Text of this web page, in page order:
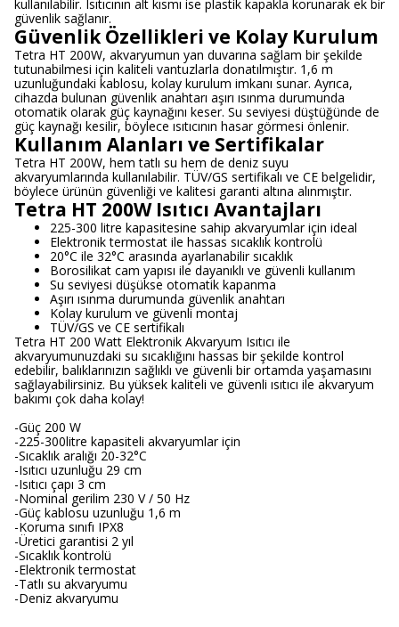
kullanılabilir. Isıtıcının alt kısmı ise plastik kapakla korunarak ek bir
güvenlik sağlanır.
Güvenlik Özellikleri ve Kolay Kurulum
Tetra HT 200W, akvaryumun yan duvarına sağlam bir şekilde
tutunabilmesi için kaliteli vantuzlarla donatılmıştır. 1,6 m
uzunluğundaki kablosu, kolay kurulum imkanı sunar. Ayrıca,
cihazda bulunan güvenlik anahtarı aşırı ısınma durumunda
otomatik olarak güç kaynağını keser. Su seviyesi düştüğünde de
güç kaynağı kesilir, böylece ısıtıcının hasar görmesi önlenir.
Kullanım Alanları ve Sertifikalar
Tetra HT 200W, hem tatlı su hem de deniz suyu
akvaryumlarında kullanılabilir. TÜV/GS sertifikalı ve CE belgelidir,
böylece ürünün güvenliği ve kalitesi garanti altına alınmıştır.
Tetra HT 200W Isıtıcı Avantajları
225-300 litre kapasitesine sahip akvaryumlar için ideal
Elektronik termostat ile hassas sıcaklık kontrolü
20°C ile 32°C arasında ayarlanabilir sıcaklık
Borosilikat cam yapısı ile dayanıklı ve güvenli kullanım
Su seviyesi düşükse otomatik kapanma
Aşırı ısınma durumunda güvenlik anahtarı
Kolay kurulum ve güvenli montaj
TÜV/GS ve CE sertifikalı
Tetra HT 200 Watt Elektronik Akvaryum Isıtıcı ile
akvaryumunuzdaki su sıcaklığını hassas bir şekilde kontrol
edebilir, balıklarınızın sağlıklı ve güvenli bir ortamda yaşamasını
sağlayabilirsiniz. Bu yüksek kaliteli ve güvenli ısıtıcı ile akvaryum
bakımı çok daha kolay!
-Güç 200 W
-225-300litre kapasiteli akvaryumlar için
-Sıcaklık aralığı 20-32°C
-Isıtıcı uzunluğu 29 cm
-Isıtıcı çapı 3 cm
-Nominal gerilim 230 V / 50 Hz
-Güç kablosu uzunluğu 1,6 m
-Koruma sınıfı IPX8
-Üretici garantisi 2 yıl
-Sıcaklık kontrolü
-Elektronik termostat
-Tatlı su akvaryumu
-Deniz akvaryumu